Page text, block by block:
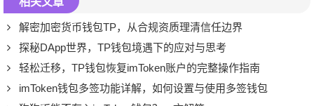
解密加密货币钱包TP，从合规资质理清信任边界
探秘DApp世界，TP钱包境遇下的应对与思考
轻松迁移，TP钱包恢复imToken账户的完整操作指南
imToken钱包多签功能详解，如何设置与使用多签钱包